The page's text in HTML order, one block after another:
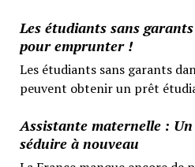
Les étudiants sans
pour emprunter !
Les étudiants sans garants
peuvent obtenir un prêt
Assistante maternelle :
séduire à nouveau